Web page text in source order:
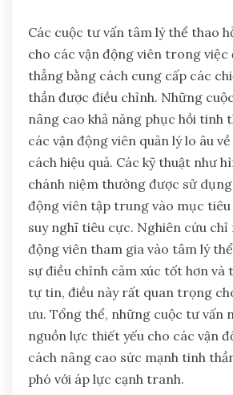
Các cuộc tư vấn tâm lý thể thao
cho các vận động viên trong việc
thẳng bằng cách cung cấp các
thần được điều chỉnh. Những
nâng cao khả năng phục hồi tinh
các vận động viên quản lý lo âu
cách hiệu quả. Các kỹ thuật như
chánh niệm thường được sử
động viên tập trung vào mục tiêu
suy nghĩ tiêu cực. Nghiên cứu chỉ
động viên tham gia vào tâm lý
sự điều chỉnh cảm xúc tốt hơn và
tự tin, điều này rất quan trọng
ưu. Tổng thể, những cuộc tư vấn
nguồn lực thiết yếu cho các vận
cách nâng cao sức mạnh tinh
phó với áp lực cạnh tranh.